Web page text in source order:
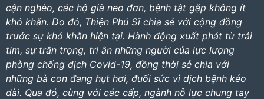
cận nghèo, các hộ già neo đơn, bệnh tật gặp không ít
khó khăn. Do đó, Thiện Phú Sĩ chia sẻ với cộng đồng
trước sự khó khăn hiện tại. Hành động xuất phát từ trái
tim, sự trân trọng, tri ân những người của lực lượng
phòng chống dịch Covid-19, đồng thời sẻ chia với
những bà con đang hụt hơi, đuối sức vì dịch bệnh kéo
dài. Qua đó, cùng với các cấp, ngành nỗ lực chung tay